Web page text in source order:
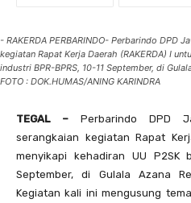
- RAKERDA PERBARINDO- Perbarindo DPD
kegiatan Rapat Kerja Daerah (RAKERDA) I
industri BPR-BPRS, 10-11 September, di
FOTO : DOK.HUMAS/ANING KARINDRA
TEGAL – Perbarindo DPD
serangkaian kegiatan Rapat
menyikapi kehadiran UU P2SK
September, di Gulala Azana
Kegiatan kali ini mengusung